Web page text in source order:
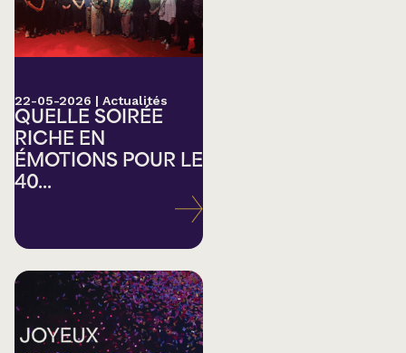
22-05-2026 | Actualités
QUELLE SOIRÉE
RICHE EN
ÉMOTIONS POUR LE
40...